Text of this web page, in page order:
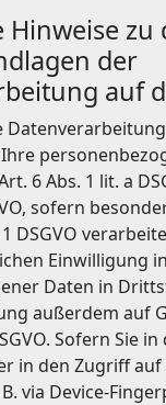
zu
der
auf
6 Abs. 1 lit. a
sofern
DSGVO
Einwilligung
Daten in
außerdem auf
Sofern Sie
in den Zugriff
via Device-